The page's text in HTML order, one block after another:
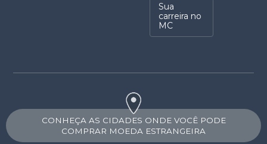
Sua
carreira no
MC
CONHEÇA AS CIDADES ONDE VOCÊ PODE
COMPRAR MOEDA ESTRANGEIRA